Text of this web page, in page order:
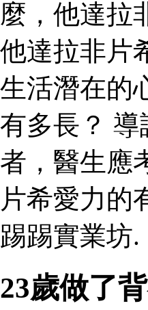
麼，他達拉
他達拉非片
生活潛在的
有多長？
者，醫生應
片希愛力的
踢踢實業坊.
23歲做了